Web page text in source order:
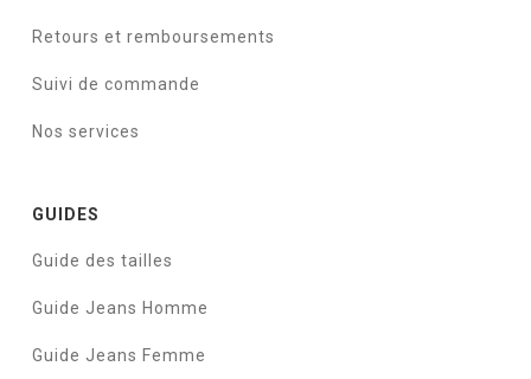
Retours et remboursements
Suivi de commande
Nos services
GUIDES
Guide des tailles
Guide Jeans Homme
Guide Jeans Femme